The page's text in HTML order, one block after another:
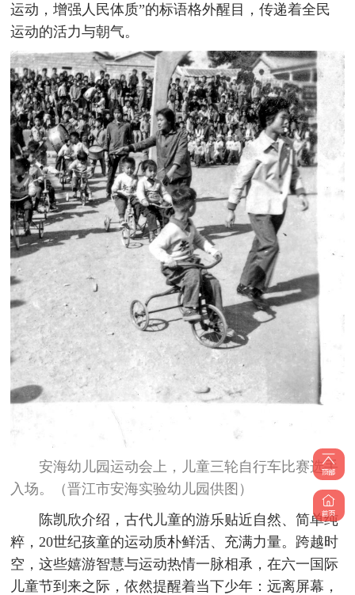
运动，增强人民体质”的标语格外醒目，传递着全民
运动的活力与朝气。
安海幼儿园运动会上，儿童三轮自行车比赛选手
入场。（晋江市安海实验幼儿园供图）
陈凯欣介绍，古代儿童的游乐贴近自然、简单纯
粹，20世纪孩童的运动质朴鲜活、充满力量。跨越时
空，这些嬉游智慧与运动热情一脉相承，在六一国际
儿童节到来之际，依然提醒着当下少年：远离屏幕，